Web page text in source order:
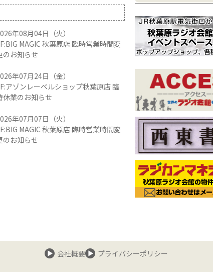
年08月04日（火）
MAGIC 秋葉原店 臨時営業時間変
のお知らせ
年07月24日（金）
アゾンレーベルショップ秋葉原店 臨
休業のお知らせ
年07月07日（火）
MAGIC 秋葉原店 臨時営業時間変
のお知らせ
会社概要 プライバシーポリシー